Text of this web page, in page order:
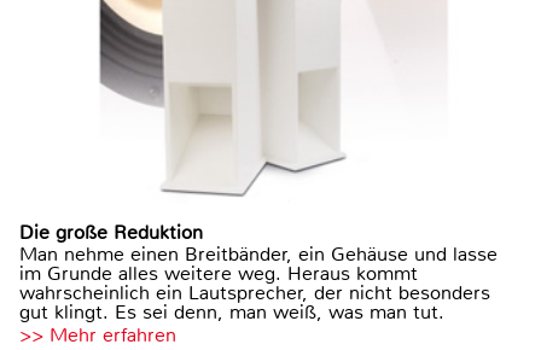
Die große Reduktion
Man nehme einen Breitbänder, ein Gehäuse und lasse
im Grunde alles weitere weg. Heraus kommt
wahrscheinlich ein Lautsprecher, der nicht besonders
gut klingt. Es sei denn, man weiß, was man tut.
>> Mehr erfahren